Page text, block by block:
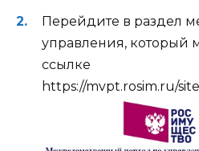
Перейдите в раздел
управления, который
ссылке
https://mvpt.rosim.ru/